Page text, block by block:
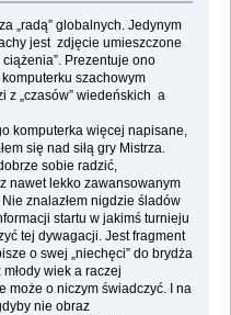
„radą” globalnych. Jedynym
jest zdjęcie umieszczone
Prezentuje ono
szachowym
z „czasów” wiedeńskich a
komputerka więcej napisane,
się nad siłą gry Mistrza.
sobie radzić,
nawet lekko zawansowanym
znalazłem nigdzie śladów
startu w jakimś turnieju
tej dywagacji. Jest fragment
o swej „niechęci” do brydża
wiek a raczej
może o niczym świadczyć. I na
nie obraz